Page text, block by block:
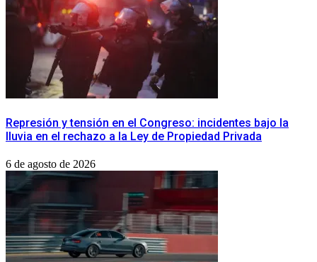
Represión y tensión en el Congreso: incidentes bajo la
lluvia en el rechazo a la Ley de Propiedad Privada
6 de agosto de 2026